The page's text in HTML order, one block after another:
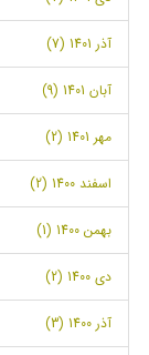
آذر 1401 (7)
آبان 1401 (9)
مهر 1401 (2)
اسفند 1400 (2)
بهمن 1400 (1)
دی 1400 (2)
آذر 1400 (3)